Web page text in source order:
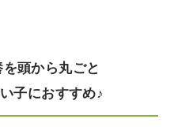
頭から丸ごと
子におすすめ♪